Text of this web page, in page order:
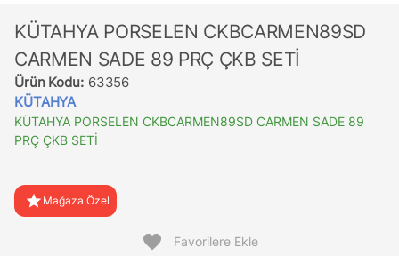
KÜTAHYA PORSELEN CKBCARMEN89SD
CARMEN SADE 89 PRÇ ÇKB SETİ
Ürün Kodu: 63356
KÜTAHYA
KÜTAHYA PORSELEN CKBCARMEN89SD CARMEN SADE 89
PRÇ ÇKB SETİ
star Mağaza Özel
favorite Favorilere Ekle